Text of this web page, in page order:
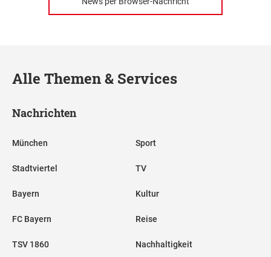
Alle Themen & Services
Nachrichten
München
Stadtviertel
Bayern
FC Bayern
TSV 1860
Sport
TV
Kultur
Reise
Nachhaltigkeit